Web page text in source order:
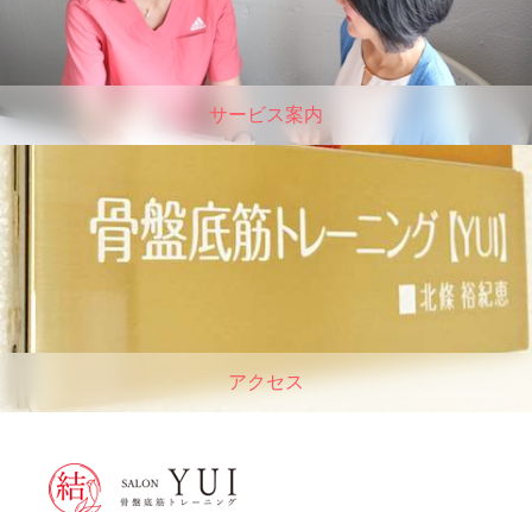
サービス案内
アクセス